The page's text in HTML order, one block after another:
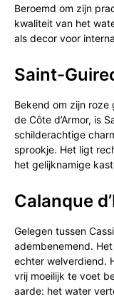
Beroemd om zijn
kwaliteit van het
als decor voor
Saint-
Bekend om zijn
de Côte d’Armor, is
schilderachtige
sprookje. Het ligt
het gelijknamige
Calanque
Gelegen tussen
adembenemend.
echter welverdiend.
vrij moeilijk te voet
aarde: het water